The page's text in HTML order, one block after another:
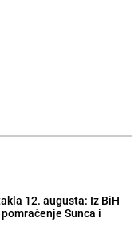
12. augusta: Iz BiH
Sunca i